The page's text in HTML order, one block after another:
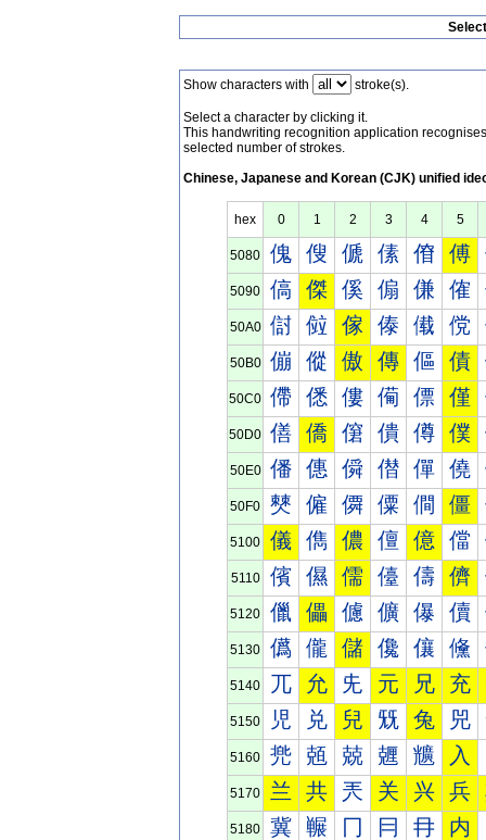
Show characters with stroke(s).
Select a character by clicking it.
This handwriting recognition application
selected number of strokes.
Chinese, Japanese and Korean (CJK) unified
hex 0 1 2 3 4 5
5080 傀 傁 傂 傃 傄 傅
5090 傐 傑 傒 傓 傔 傕
50A0 傠 傡 傢 傣 傤 傥
50B0 傰 傱 傲 傳 傴 債
50C0 僀 僁 僂 僃 僄 僅
50D0 僐 僑 僒 僓 僔 僕
50E0 僠 僡 僢 僣 僤 僥
50F0 僰 僱 僲 僳 僴 僵
5100 儀 儁 儂 儃 億 儅
5110 儐 儑 儒 儓 儔 儕
5120 儠 儡 儢 儣 儤 儥
5130 儰 儱 儲 儳 儴 儵
5140 兀 允 兂 元 兄 充
5150 児 兑 兒 兓 兔 兕
5160 兠 兡 兢 兣 兤 入
5170 兰 共 兲 关 兴 兵
5180 冀 冁 冂 冃 冄 内